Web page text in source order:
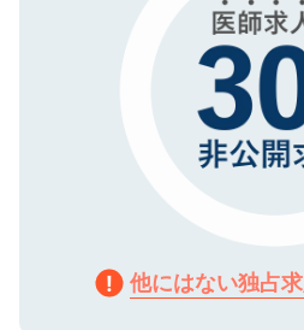
他にはない独占